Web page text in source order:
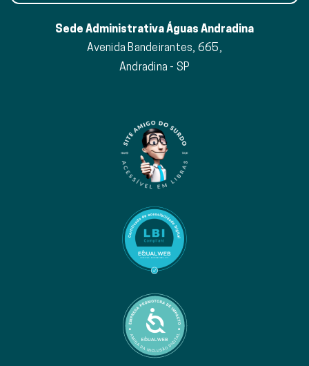
Sede Administrativa Águas Andradina
Avenida Bandeirantes, 665,
Andradina - SP